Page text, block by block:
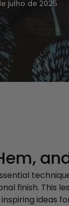
julho de 2025
finish. This
ideas